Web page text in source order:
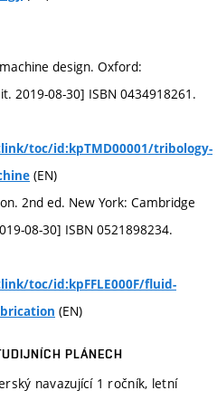
design. Oxford:
2019-08-30] ISBN 0434918261.
toc/id:kpTMD00001/tribology-
(EN)
2nd ed. New York: Cambridge
08-30] ISBN 0521898234.
toc/id:kpFFLE000F/fluid-
(EN)
PLÁNECH
navazující 1 ročník, letní